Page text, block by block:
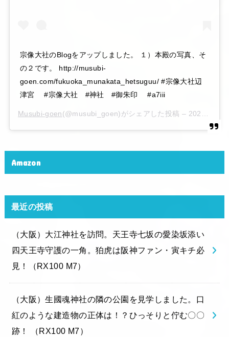
宗像大社のBlogをアップしました。 １）本殿の写真、そ
の２です。 http://musubi-
goen.com/fukuoka_munakata_hetsuguu/ #宗像大社辺
津宮 #宗像大社 #神社 #御朱印 #a7iii
Musubi-goen(@musubi_goen)がシェアした投稿 – 2020年 6月月6日午後10時15分PDT
Amazon
最近の投稿
（大阪）大江神社を訪問。天王寺七坂の愛染坂添い
四天王寺守護の一角。狛虎は阪神ファン・寅キチ必
見！（RX100 M7）
（大阪）生國魂神社の隣の公園を見学しました。口
紅のような建造物の正体は！？ひっそりと佇む〇〇
跡！ （RX100 M7）